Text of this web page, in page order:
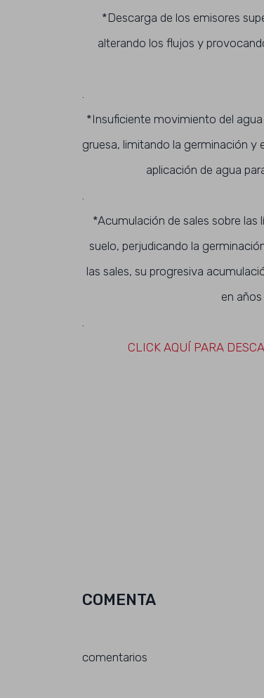
*Descarga de los emisores
alterando los flujos y
.
*Insuficiente movimiento del
gruesa, limitando la germinación y
aplicación de agua
.
*Acumulación de sales sobre
suelo, perjudicando la
las sales, su progresiva
en
.
CLICK AQUÍ PARA
COMENTA
comentarios